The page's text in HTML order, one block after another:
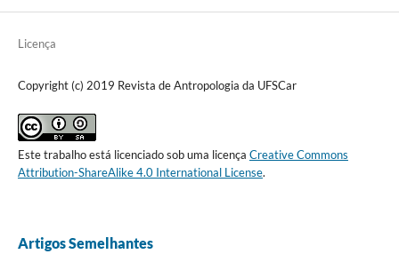
Licença
Copyright (c) 2019 Revista de Antropologia da UFSCar
Este trabalho está licenciado sob uma licença Creative Commons
Attribution-ShareAlike 4.0 International License.
Artigos Semelhantes